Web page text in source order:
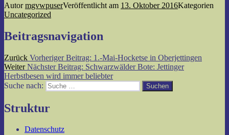
AutormgvwpuserVeröffentlicht am 13. Oktober 2016Kategorien
Uncategorized
Beitragsnavigation
Zurück Vorheriger Beitrag: 1.-Mai-Hocketse in Oberjettingen
Weiter Nächster Beitrag: Schwarzwälder Bote: Jettinger
Herbstbesen wird immer beliebter
Suche nach:
Suchen
Struktur
Datenschutz